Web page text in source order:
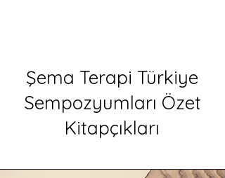
Şema Terapi Türkiye
Sempozyumları Özet
Kitapçıkları